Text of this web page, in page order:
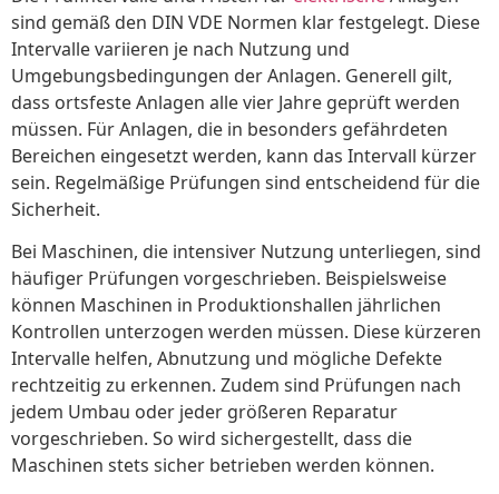
sind gemäß den DIN VDE Normen klar festgelegt. Diese
Intervalle variieren je nach Nutzung und
Umgebungsbedingungen der Anlagen. Generell gilt,
dass ortsfeste Anlagen alle vier Jahre geprüft werden
müssen. Für Anlagen, die in besonders gefährdeten
Bereichen eingesetzt werden, kann das Intervall kürzer
sein. Regelmäßige Prüfungen sind entscheidend für die
Sicherheit.
Bei Maschinen, die intensiver Nutzung unterliegen, sind
häufiger Prüfungen vorgeschrieben. Beispielsweise
können Maschinen in Produktionshallen jährlichen
Kontrollen unterzogen werden müssen. Diese kürzeren
Intervalle helfen, Abnutzung und mögliche Defekte
rechtzeitig zu erkennen. Zudem sind Prüfungen nach
jedem Umbau oder jeder größeren Reparatur
vorgeschrieben. So wird sichergestellt, dass die
Maschinen stets sicher betrieben werden können.